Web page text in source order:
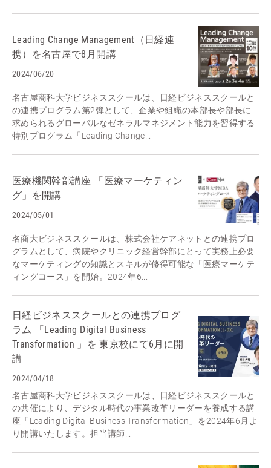
Leading Change Management（日経連
携）を名古屋で8月開講
2024/06/20
名古屋商科大学ビジネススクールは、日経ビジネススクールと
の連携プログラム第2弾として、企業や組織の本部長や部長に
求められるグローバルなゼネラルマネジメント能力を習得する
特別プログラム「Leading Change...
医療機関幹部講座 「医療マーケティン
グ」を開講
2024/05/01
名商大ビジネススクールは、株式会社ケアネットとの連携プロ
グラムとして、病院やクリニック経営幹部にとって実務上必要
なマーケティングの知識とスキルが修得可能な「医療マーケテ
ィングコース」を開始。2024年6...
日経ビジネススクールとの連携プログ
ラム 「Leading Digital Business
Transformation 」を 東京校にて6月に開
講
2024/04/18
名古屋商科大学ビジネススクールは、日経ビジネススクールと
の共催により、デジタル時代の事業改革リーダーを養成する講
座「Leading Digital Business Transformation」を2024年6月よ
り開講いたします。担当講師...